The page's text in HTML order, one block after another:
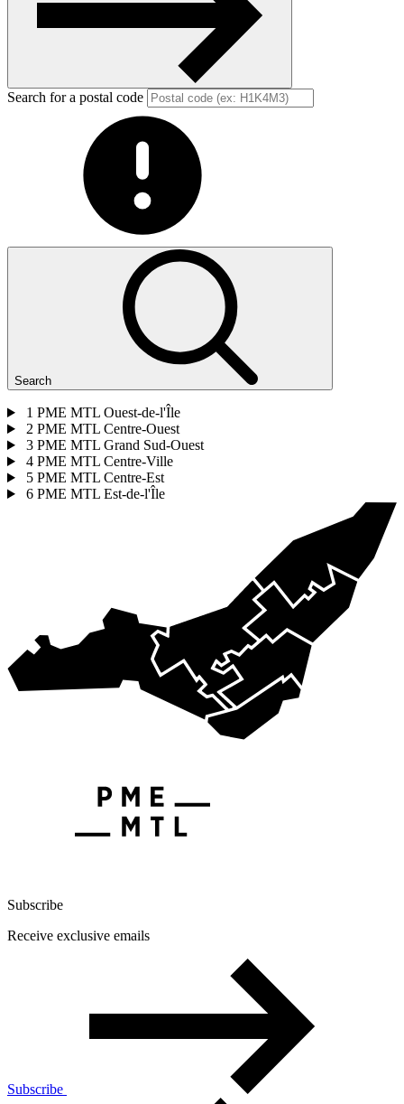
Search for a postal code
Search
1 PME MTL Ouest-de-l'Île
2 PME MTL Centre-Ouest
3 PME MTL Grand Sud-Ouest
4 PME MTL Centre-Ville
5 PME MTL Centre-Est
6 PME MTL Est-de-l'Île
Subscribe
Receive exclusive emails
Subscribe